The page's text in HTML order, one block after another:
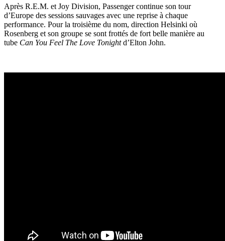
Après R.E.M. et Joy Division, Passenger continue son tour
d’Europe des sessions sauvages avec une reprise à chaque
performance. Pour la troisième du nom, direction Helsinki où
Rosenberg et son groupe se sont frottés de fort belle manière au
tube Can You Feel The Love Tonightd’Elton John.